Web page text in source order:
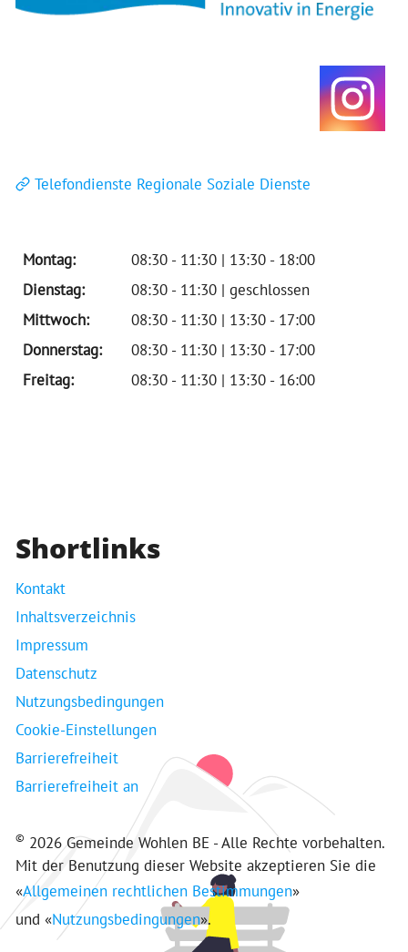
Telefondienste Regionale Soziale Dienste
Montag:
08:30 - 11:30 | 13:30 - 18:00
Dienstag:
08:30 - 11:30 | geschlossen
Mittwoch:
08:30 - 11:30 | 13:30 - 17:00
Donnerstag:
08:30 - 11:30 | 13:30 - 17:00
Freitag:
08:30 - 11:30 | 13:30 - 16:00
Shortlinks
Kontakt
Inhaltsverzeichnis
Impressum
Datenschutz
Nutzungsbedingungen
Cookie-Einstellungen
Barrierefreiheit
Barrierefreiheit an
© 2026 Gemeinde Wohlen BE - Alle Rechte vorbehalten.
Mit der Benutzung dieser Website akzeptieren Sie die
«Allgemeinen rechtlichen Bestimmungen»
und «Nutzungsbedingungen».